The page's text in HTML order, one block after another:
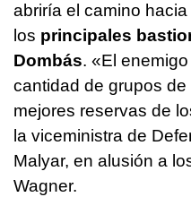
abriría el camino
los principales
Dombás. «El
cantidad de grupos
mejores reservas de
la viceministra de
Malyar, en alusión a
Wagner.